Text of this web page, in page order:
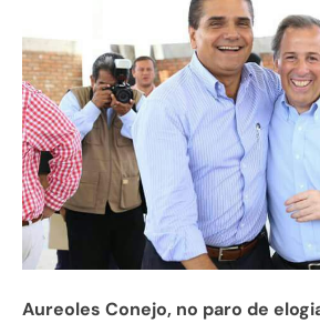
Aureoles Conejo, no paro de